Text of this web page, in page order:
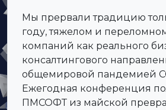
Мы прервали традицию
году, тяжелом и
компаний как реального
консалтингового
общемировой пандемией
Ежегодная конференция
ПМСОФТ из майской